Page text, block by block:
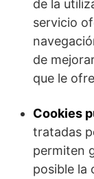
de la
servicio
de
que le
Cookies
tratadas
permiten
posible la